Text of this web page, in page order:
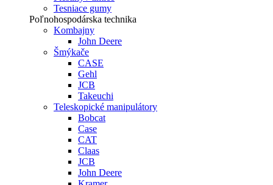
Tesniace gumy
Poľnohospodárska technika
Kombajny
John Deere
Šmýkače
CASE
Gehl
JCB
Takeuchi
Teleskopické manipulátory
Bobcat
Case
CAT
Claas
JCB
John Deere